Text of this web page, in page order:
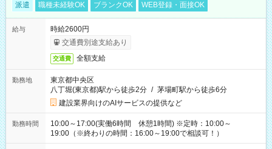
派遣 職種未経験OK ブランクOK WEB登録・面接OK
給与
時給2600円
交通費別途支給あり
交通費 全額支給
勤務地
東京都中央区
八丁堀(東京都)駅から徒歩2分 / 茅場町駅から徒歩6分
建設業界向けのAIサービスの提供など
勤務時間
10:00～17:00(実働6時間 休憩1時間) ※定時：10:00～
19:00（※終わりの時間：16:00～19:00で相談可！）